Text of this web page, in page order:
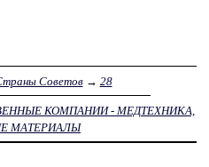
Советов→ 28
КОМПАНИИ - МЕДТЕХНИКА,
МАТЕРИАЛЫ